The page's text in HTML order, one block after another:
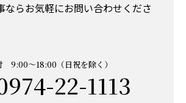
ならお気軽にお問い合わせくださ
9:00～18:00（日祝を除く）
22-1113